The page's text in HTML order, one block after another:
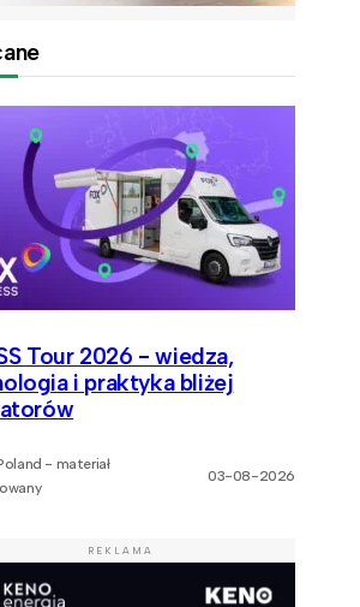
Tour 2026 - wiedza,
i praktyka bliżej
- materiał
03-08-2026
REKLAMA